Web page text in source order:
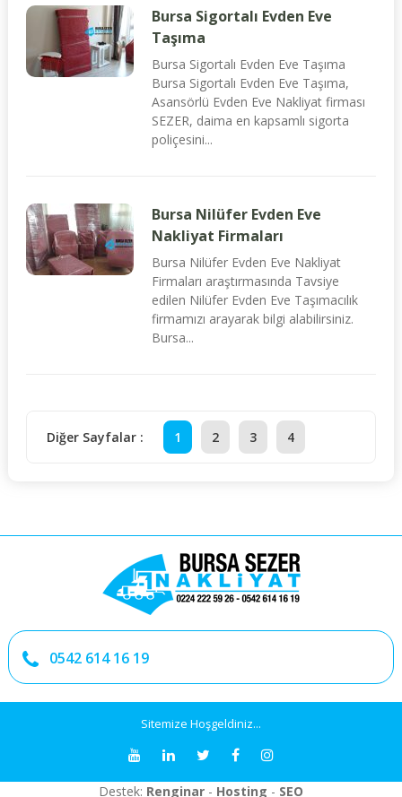
Bursa Sigortalı Evden Eve
Taşıma
Bursa Sigortalı Evden Eve Taşıma
Bursa Sigortalı Evden Eve Taşıma,
Asansörlü Evden Eve Nakliyat firması
SEZER, daima en kapsamlı sigorta
poliçesini...
Bursa Nilüfer Evden Eve
Nakliyat Firmaları
Bursa Nilüfer Evden Eve Nakliyat
Firmaları araştırmasında Tavsiye
edilen Nilüfer Evden Eve Taşımacılık
firmamızı arayarak bilgi alabilirsiniz.
Bursa...
Diğer Sayfalar : 1 2 3 4
0542 614 16 19
Sitemize Hoşgeldiniz...
Destek: Renginar - Hosting - SEO